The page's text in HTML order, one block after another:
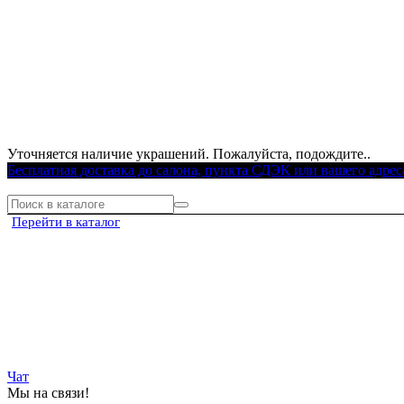
Уточняется наличие украшений. Пожалуйста, подождите..
Бесплатная доставка до салона, пункта СДЭК или вашего
Перейти в каталог
Чат
Мы на связи!